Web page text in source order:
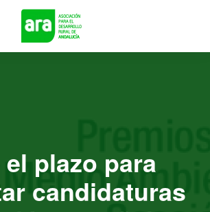
plazo para
candidaturas